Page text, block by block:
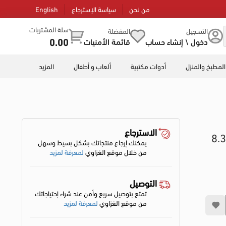
من نحن سياسة الإسترجاع English
التسجيل
دخول \ إنشاء حساب
المفضلة
قائمة الأمنيات
سلة المشتريات
0.00
المطبخ والمنزل أدوات مكتبية ألعاب و أطفال المزيد
صبغه شعر فيتو فيتوكولر بدون امونيا، 8.3
الاسترجاع
يمكنك إرجاع منتجاتك بشكل بسيط وسهل
من خلال موقع الغزاويلمعرفة لمزيد
التوصيل
تمتع بتوصيل سريع وأمن عند شراء إحتياجاتك
من موقع الغزاويلمعرفة لمزيد